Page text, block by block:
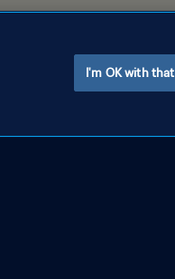
I'm OK with that